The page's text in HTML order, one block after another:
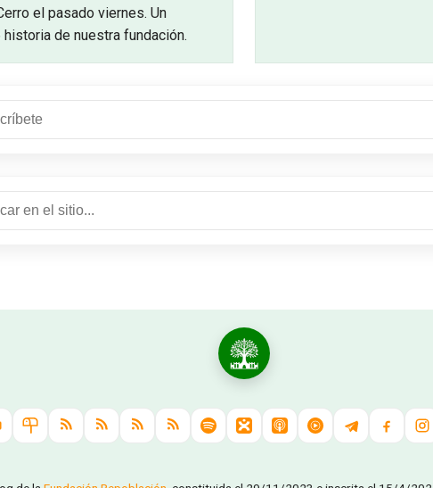
el pasado viernes. Un
de nuestra fundación.